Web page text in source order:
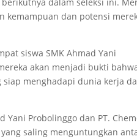
kemampuan dan potensi
siswa SMK Ahmad Yani
akan menjadi bukti
menghadapi dunia kerja
Probolinggo dan PT.
saling menguntungkan